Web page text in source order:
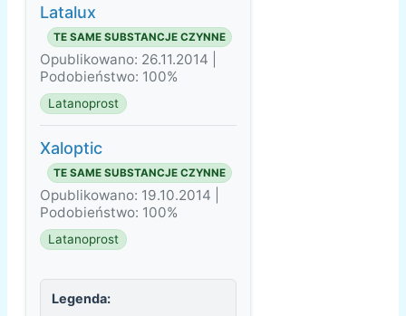
Latalux
TE SAME SUBSTANCJE CZYNNE
Opublikowano: 26.11.2014 |
Podobieństwo: 100%
Latanoprost
Xaloptic
TE SAME SUBSTANCJE CZYNNE
Opublikowano: 19.10.2014 |
Podobieństwo: 100%
Latanoprost
Legenda: